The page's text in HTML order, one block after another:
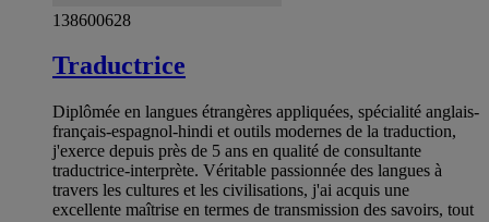
138600628
Traductrice
Diplômée en langues étrangères appliquées, spécialité anglais-
français-espagnol-hindi et outils modernes de la traduction,
j'exerce depuis près de 5 ans en qualité de consultante
traductrice-interprète. Véritable passionnée des langues à
travers les cultures et les civilisations, j'ai acquis une
excellente maîtrise en termes de transmission des savoirs, tout